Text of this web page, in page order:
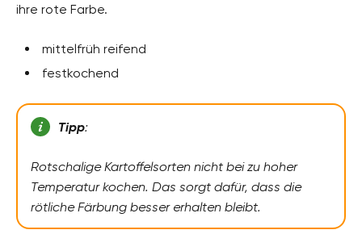
ihre rote Farbe.
mittelfrüh reifend
festkochend
Tipp:
Rotschalige Kartoffelsorten nicht bei zu hoher
Temperatur kochen. Das sorgt dafür, dass die
rötliche Färbung besser erhalten bleibt.